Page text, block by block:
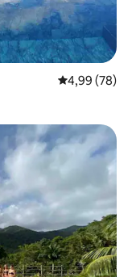
Μέση
4,99 (78)